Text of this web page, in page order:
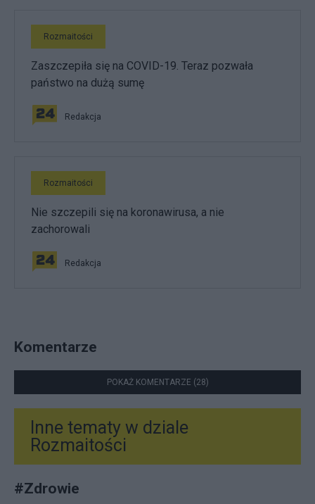
Rozmaitości
Zaszczepiła się na COVID-19. Teraz pozwała
państwo na dużą sumę
Redakcja
Rozmaitości
Nie szczepili się na koronawirusa, a nie
zachorowali
Redakcja
Komentarze
POKAŻ KOMENTARZE (28)
Inne tematy w dziale
Rozmaitości
#Zdrowie